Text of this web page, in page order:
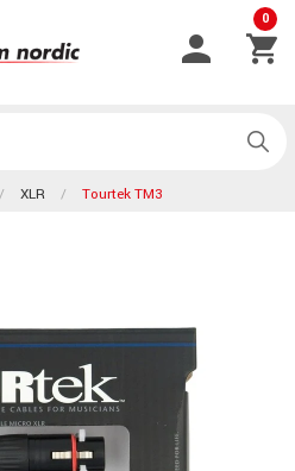
0
XLR Tourtek TM3